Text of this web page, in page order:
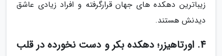
زیباترین دهکده های جهان قرارگرفته و افراد زیادی عاشق
دیدنش هستند.
4. اورتاهیزر؛ دهکده بکر و دست نخورده در قلب